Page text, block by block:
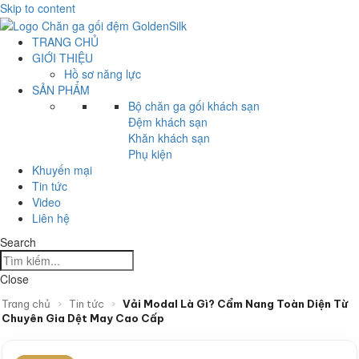
Skip to content
TRANG CHỦ
GIỚI THIỆU
Hồ sơ năng lực
SẢN PHẨM
Bộ chăn ga gối khách sạn
Đệm khách sạn
Khăn khách sạn
Phụ kiện
Khuyến mại
Tin tức
Video
Liên hệ
Search
Close
Trang chủ › Tin tức › Vải Modal Là Gì? Cẩm Nang Toàn Diện Từ
Chuyên Gia Dệt May Cao Cấp